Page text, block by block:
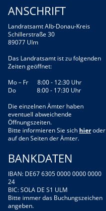
ANSCHRIFT
Landratsamt Alb-Donau-Kreis
Schillerstraße 30
89077 Ulm
Das Landratsamt ist zu folgenden
Zeiten geöffnet:
Mo – Fr 8:00 - 12:30 Uhr
Do 8:00 - 17:30 Uhr
Die einzelnen Ämter haben
eventuell abweichende
Öffnungszeiten.
Bitte informieren Sie sich hieroder
auf den Seiten der Ämter.
BANKDATEN
IBAN: DE67 6305 0000 0000 0000
24
BIC: SOLA DE S1 ULM
Bitte immer das Buchungszeichen
angeben.